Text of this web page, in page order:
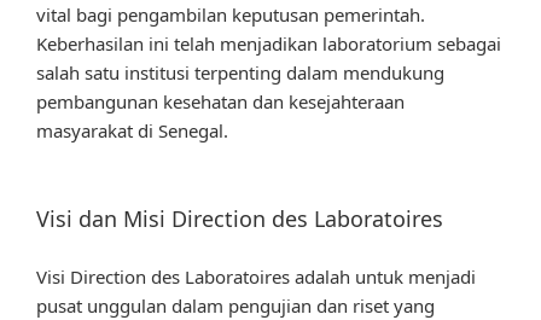
vital bagi pengambilan keputusan pemerintah.
Keberhasilan ini telah menjadikan laboratorium sebagai
salah satu institusi terpenting dalam mendukung
pembangunan kesehatan dan kesejahteraan
masyarakat di Senegal.
Visi dan Misi Direction des Laboratoires
Visi Direction des Laboratoires adalah untuk menjadi
pusat unggulan dalam pengujian dan riset yang